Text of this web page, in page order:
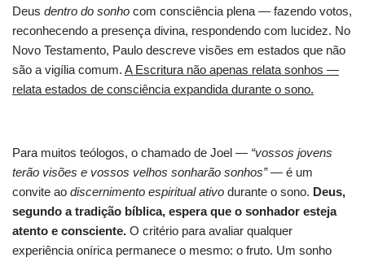
Deus dentro do sonho com consciência plena — fazendo votos,
reconhecendo a presença divina, respondendo com lucidez. No
Novo Testamento, Paulo descreve visões em estados que não
são a vigília comum. A Escritura não apenas relata sonhos —
relata estados de consciência expandida durante o sono.
Para muitos teólogos, o chamado de Joel — “vossos jovens
terão visões e vossos velhos sonharão sonhos”— é um
convite ao discernimento espiritual ativo durante o sono. Deus,
segundo a tradição bíblica, espera que o sonhador esteja
atento e consciente. O critério para avaliar qualquer
experiência onírica permanece o mesmo: o fruto. Um sonho